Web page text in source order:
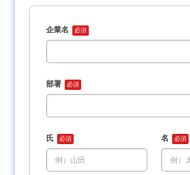
企業名 必須
部署 必須
氏 必須 名 必須